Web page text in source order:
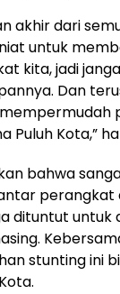
akhir dari
untuk
kita, jadi
Dan
Puluh Kota,”
bahwa
dituntut untuk
stunting ini